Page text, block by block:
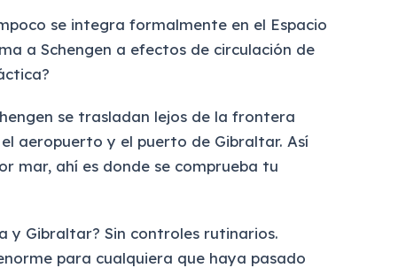
se integra formalmente en el Espacio
a Schengen a efectos de circulación de
se trasladan lejos de la frontera
aeropuerto y el puerto de Gibraltar. Así
mar, ahí es donde se comprueba tu
Gibraltar? Sin controles rutinarios.
para cualquiera que haya pasado